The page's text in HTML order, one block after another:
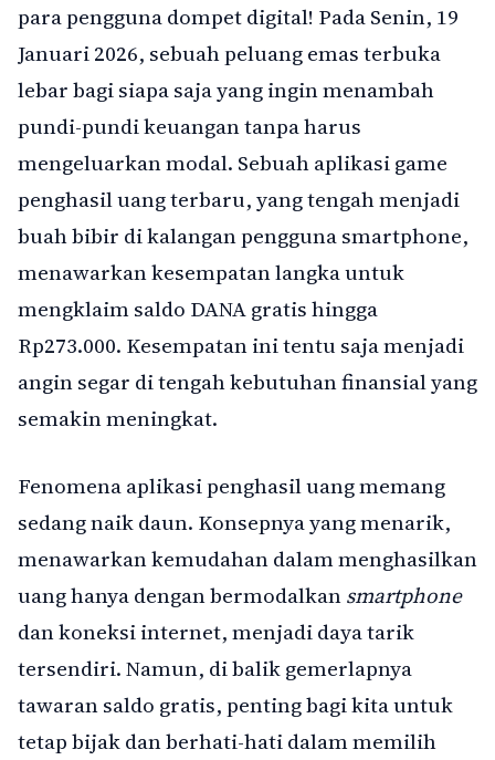
para pengguna dompet digital! Pada Senin, 19
Januari 2026, sebuah peluang emas terbuka
lebar bagi siapa saja yang ingin menambah
pundi-pundi keuangan tanpa harus
mengeluarkan modal. Sebuah aplikasi game
penghasil uang terbaru, yang tengah menjadi
buah bibir di kalangan pengguna smartphone,
menawarkan kesempatan langka untuk
mengklaim saldo DANA gratis hingga
Rp273.000. Kesempatan ini tentu saja menjadi
angin segar di tengah kebutuhan finansial yang
semakin meningkat.
Fenomena aplikasi penghasil uang memang
sedang naik daun. Konsepnya yang menarik,
menawarkan kemudahan dalam menghasilkan
uang hanya dengan bermodalkansmartphone
dan koneksi internet, menjadi daya tarik
tersendiri. Namun, di balik gemerlapnya
tawaran saldo gratis, penting bagi kita untuk
tetap bijak dan berhati-hati dalam memilih